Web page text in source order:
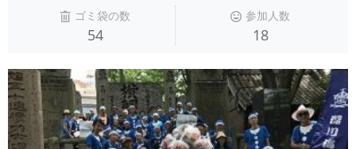
ゴミ袋の数
54
参加人数
18